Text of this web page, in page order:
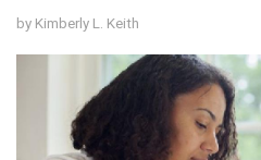
by Kimberly L. Keith